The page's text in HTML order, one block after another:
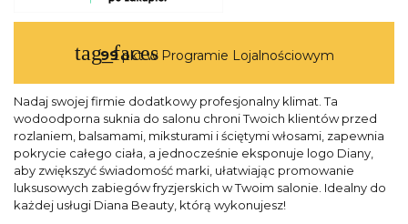
tag_faces
99pkt w Programie Lojalnościowym
Nadaj swojej firmie dodatkowy profesjonalny klimat. Ta
wodoodporna suknia do salonu chroni Twoich klientów przed
rozlaniem, balsamami, miksturami i ściętymi włosami, zapewnia
pokrycie całego ciała, a jednocześnie eksponuje logo Diany,
aby zwiększyć świadomość marki, ułatwiając promowanie
luksusowych zabiegów fryzjerskich w Twoim salonie. Idealny do
każdej usługi Diana Beauty, którą wykonujesz!